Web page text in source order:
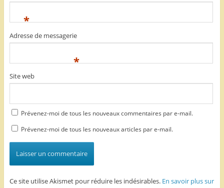
*
Adresse de messagerie
*
Site web
Prévenez-moi de tous les nouveaux commentaires par e-mail.
Prévenez-moi de tous les nouveaux articles par e-mail.
Ce site utilise Akismet pour réduire les indésirables. En savoir plus sur